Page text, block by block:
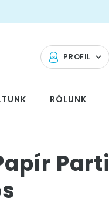
PROFIL
RÓLUNK
Parti